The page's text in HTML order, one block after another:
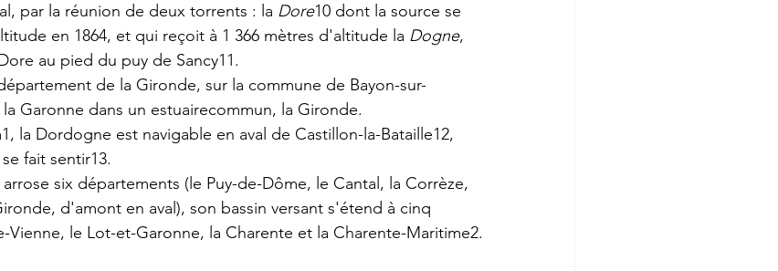
par la réunion de deux torrents : la Dore10 dont la source se
en 1864, et qui reçoit à 1 366 mètres d'altitude la Dogne,
au pied du puy de Sancy11.
de la Gironde, sur la commune de Bayon-sur-
Garonne dans un estuairecommun, la Gironde.
1, la Dordogne est navigable en aval de Castillon-la-Bataille12,
se fait sentir13.
six départements (le Puy-de-Dôme, le Cantal, la Corrèze,
, d'amont en aval), son bassin versant s'étend à cinq
Vienne, le Lot-et-Garonne, la Charente et la Charente-Maritime2.